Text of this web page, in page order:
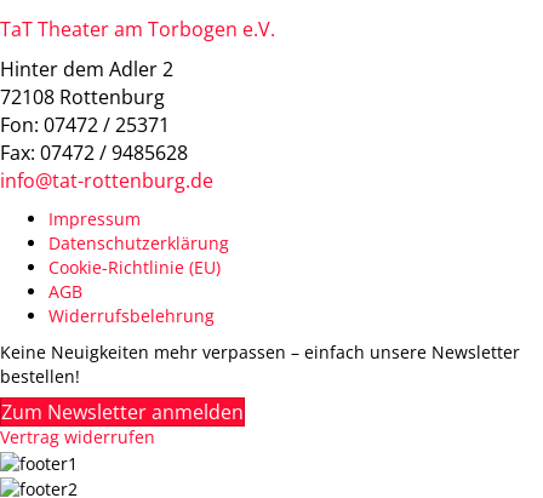
TaT Theater am Torbogen e.V.
Hinter dem Adler 2
72108 Rottenburg
Fon: 07472 / 25371
Fax: 07472 / 9485628
info@tat-rottenburg.de
Impressum
Datenschutzerklärung
Cookie-Richtlinie (EU)
AGB
Widerrufsbelehrung
Keine Neuigkeiten mehr verpassen – einfach unsere Newsletter
bestellen!
Zum Newsletter anmelden
Vertrag widerrufen